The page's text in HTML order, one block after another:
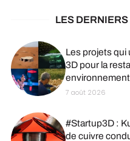
LES
Les projets qui
3D pour la
7 août 2026
#Startup3D :
de cuivre